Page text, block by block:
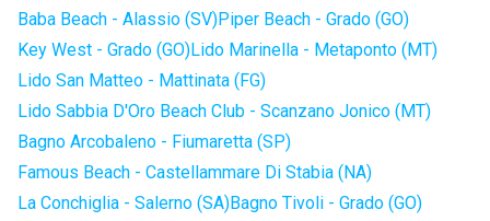
Baba Beach - Alassio (SV)Piper Beach - Grado (GO)
Key West - Grado (GO)Lido Marinella - Metaponto (MT)
Lido San Matteo - Mattinata (FG)
Lido Sabbia D'Oro Beach Club - Scanzano Jonico (MT)
Bagno Arcobaleno - Fiumaretta (SP)
Famous Beach - Castellammare Di Stabia (NA)
La Conchiglia - Salerno (SA)Bagno Tivoli - Grado (GO)